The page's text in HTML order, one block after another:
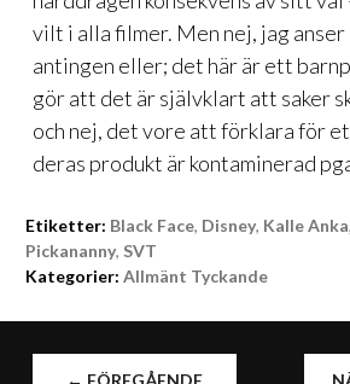
vilt i alla filmer. Men nej, jag
antingen eller; det här är ett
gör att det är självklart att saker
och nej, det vore att förklara för
deras produkt är kontaminerad
Etiketter: Black Face, Disney, Kalle Anka,
Pickananny, SVT
Kategorier: Allmänt Tyckande
← FÖREGÅENDE